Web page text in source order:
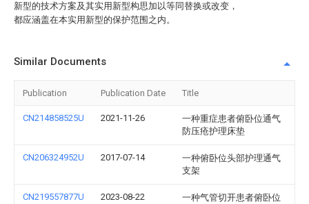
新型的技术方案及其实用新型构思加以等同替换或改变，
都应涵盖在本实用新型的保护范围之内。
Similar Documents
Publication Publication Date Title
CN214858525U 2021-11-26
一种重症患者俯卧位通气
防压疮护理床垫
CN206324952U 2017-07-14
一种俯卧位头部护理通气
支架
CN219557877U 2023-08-22
一种气管切开患者俯卧位